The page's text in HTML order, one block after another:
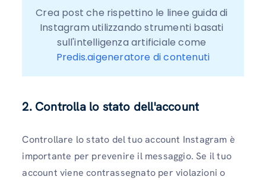
Crea post che rispettino le linee guida di
Instagram utilizzando strumenti basati
Predis.aigeneratore di contenuti
2. Controlla lo stato dell'account
Controllare lo stato del tuo account Instagram è
importante per prevenire il messaggio. Se il tuo
account viene contrassegnato per violazioni o